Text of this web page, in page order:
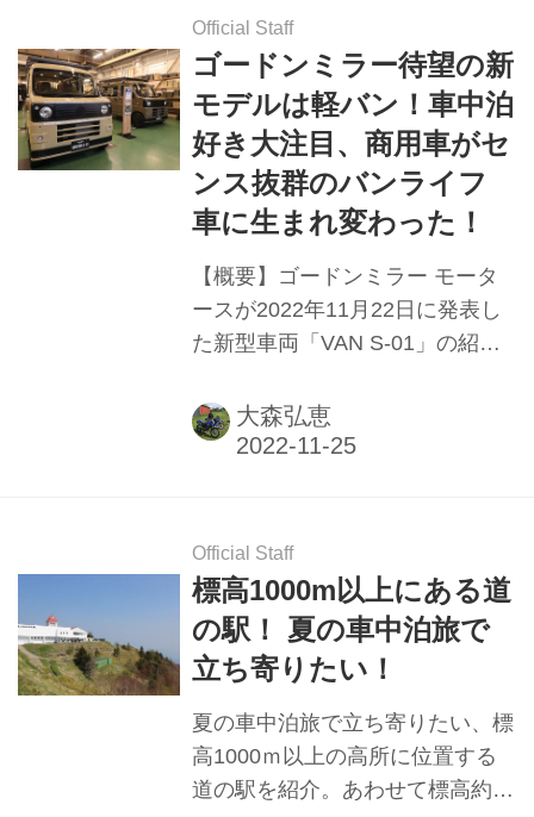
Official Staff
ゴードンミラー待望の新
モデルは軽バン！車中泊
好き大注目、商用車がセ
ンス抜群のバンライフ
車に生まれ変わった！
【概要】ゴードンミラー モータ
ースが2022年11月22日に発表し
た新型車両「VAN S-01」の紹
トカーゴがベースのモデルでバン
ライフ仕様。コンセプトや内外装
大森弘恵
Official Staff
標高1000m以上にある道
の駅！ 夏の車中泊旅で
立ち寄りたい！
夏の車中泊旅で立ち寄りたい、標
高1000ｍ以上の高所に位置する
道の駅を紹介。あわせて標高約